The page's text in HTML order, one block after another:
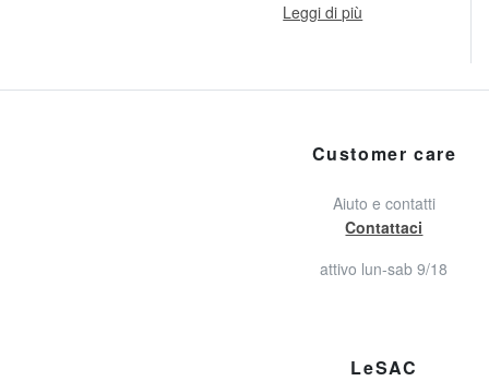
Leggi di più
Customer care
Aiuto e contatti
Contattaci
attivo lun-sab 9/18
LeSAC